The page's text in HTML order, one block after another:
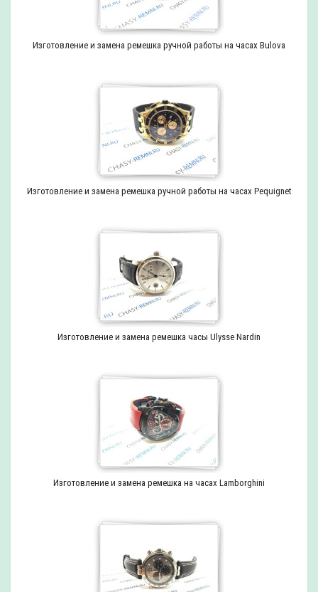
Изготовление и замена ремешка ручной работы на часах Bulova
Изготовление и замена ремешка ручной работы на часах Pequignet
Изготовление и замена ремешка часы Ulysse Nardin
Изготовление и замена ремешка на часах Lamborghini